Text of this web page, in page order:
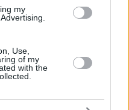
my
Use,
of my
with the
περισσότερο από